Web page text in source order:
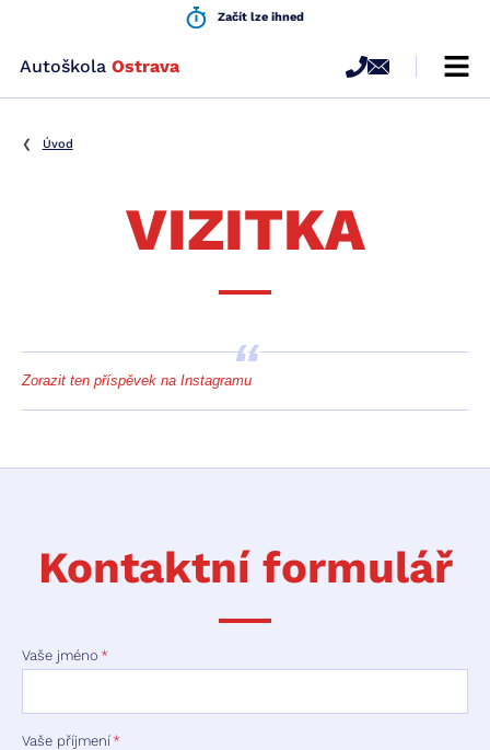
Začít lze ihned
Renomovaná
autoškola
Ostravě
Autoškola Ostrava
Úvod
VIZITKA
Zorazit ten příspěvek na Instagramu
Kontaktní formulář
Vaše jméno
Vaše příjmení